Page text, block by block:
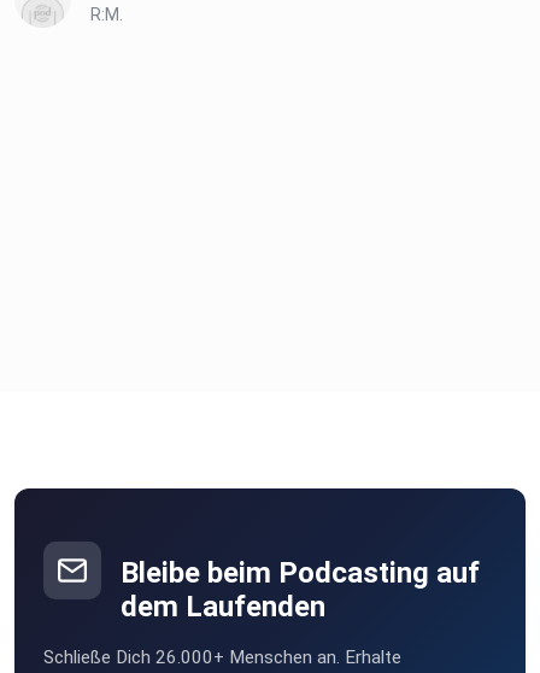
R:M.
Bleibe beim Podcasting auf
dem Laufenden
Schließe Dich 26.000+ Menschen an. Erhalte